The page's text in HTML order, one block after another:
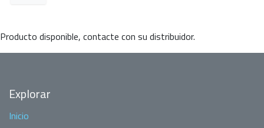
Producto disponible, contacte con su distribuidor.
Explorar
Inicio